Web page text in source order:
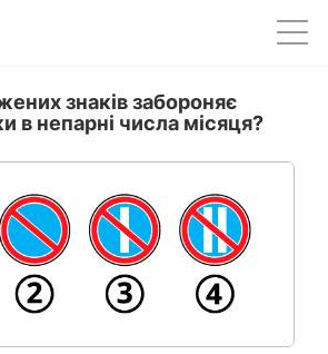
знаків забороняє
в непарні числа місяця?